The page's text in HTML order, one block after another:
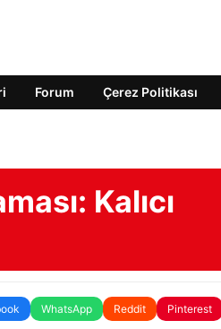
Forum Çerez Politikası
Kalıcı
WhatsApp Reddit Pinterest